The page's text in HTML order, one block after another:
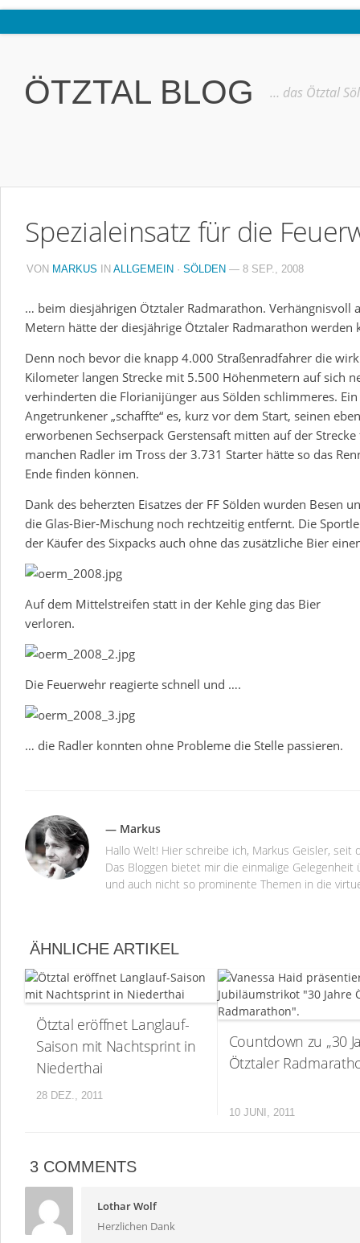
Ötztal
Interviews
Kostenloser Bustransfer ins Gletscherskigebiet von Sölden
Datenschutzerklärung
ÖTZTAL BLOG … das Ötztal
Spezialeinsatz für die
VON MARKUS IN ALLGEMEIN · SÖLDEN — 8 SEP., 2008
… beim diesjährigen Ötztaler Radmarathon. Verhängnisvoll
Metern hätte der diesjährige Ötztaler Radmarathon werden
Denn noch bevor die knapp 4.000 Straßenradfahrer die
Kilometer langen Strecke mit 5.500 Höhenmetern auf sich
verhinderten die Florianijünger aus Sölden schlimmeres.
Angetrunkener „schaffte“ es, kurz vor dem Start, seinen
erworbenen Sechserpack Gerstensaft mitten auf der
manchen Radler im Tross der 3.731 Starter hätte so das
Ende finden können.
Dank des beherzten Eisatzes der FF Sölden wurden Besen
die Glas-Bier-Mischung noch rechtzeitig entfernt. Die
der Käufer des Sixpacks auch ohne das zusätzliche Bier
Auf dem Mittelstreifen statt in der Kehle ging das Bier
verloren.
Die Feuerwehr reagierte schnell und ….
… die Radler konnten ohne Probleme die Stelle passieren.
— Markus
Hallo Welt! Hier schreibe ich, Markus Geisler,
Das Bloggen bietet mir die einmalige
und auch nicht so prominente Themen in die
ÄHNLICHE ARTIKEL
Ötztal eröffnet Langlauf-
Saison mit Nachtsprint in
Niederthai
28 DEZ., 2011
Countdown zu „30
Ötztaler
10 JUNI, 2011
3 COMMENTS
Lothar Wolf
Herzlichen Dank